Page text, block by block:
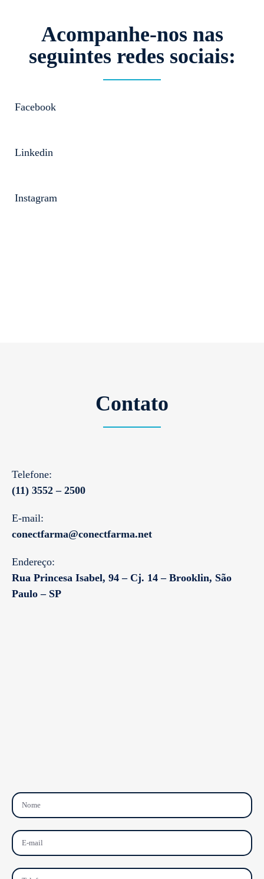
Acompanhe-nos nas
seguintes redes sociais:
Facebook
Linkedin
Instagram
Contato
Telefone:
(11) 3552 – 2500
E-mail:
conectfarma@conectfarma.net
Endereço:
Rua Princesa Isabel, 94 – Cj. 14 – Brooklin, São
Paulo – SP